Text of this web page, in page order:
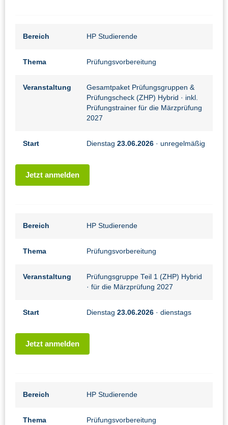
Bereich HP Studierende
Thema Prüfungsvorbereitung
Veranstaltung
Gesamtpaket Prüfungsgruppen &
Prüfungscheck (ZHP) Hybrid · inkl.
Prüfungstrainer für die Märzprüfung
2027
Start Dienstag 23.06.2026 · unregelmäßig
Jetzt anmelden
Bereich HP Studierende
Thema Prüfungsvorbereitung
Veranstaltung
Prüfungsgruppe Teil 1 (ZHP) Hybrid
· für die Märzprüfung 2027
Start Dienstag 23.06.2026 · dienstags
Jetzt anmelden
Bereich HP Studierende
Thema Prüfungsvorbereitung